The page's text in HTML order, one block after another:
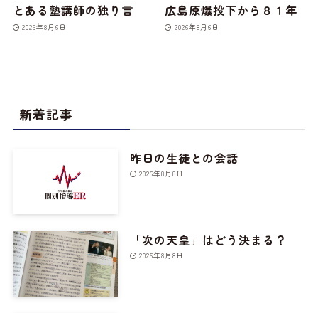
とある塾講師の独り言
2026年8月6日
広島原爆投下から８１年
2026年8月6日
新着記事
昨日の生徒との会話
2026年8月8日
「次の天皇」はどう決まる？
2026年8月8日